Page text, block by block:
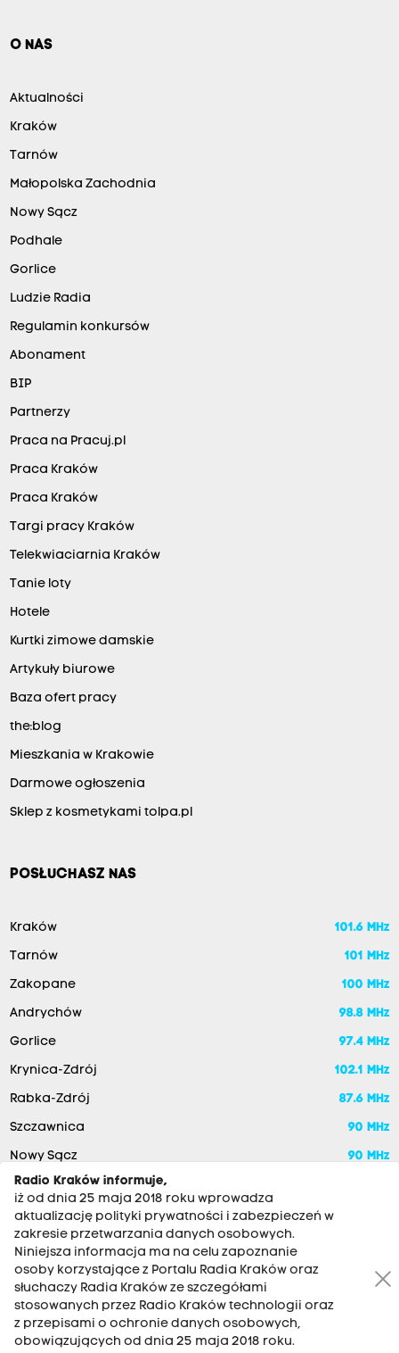
O NAS
Aktualności
Kraków
Tarnów
Małopolska Zachodnia
Nowy Sącz
Podhale
Gorlice
Ludzie Radia
Regulamin konkursów
Abonament
BIP
Partnerzy
Praca na Pracuj.pl
Praca Kraków
Praca Kraków
Targi pracy Kraków
Telekwiaciarnia Kraków
Tanie loty
Hotele
Kurtki zimowe damskie
Artykuły biurowe
Baza ofert pracy
the:blog
Mieszkania w Krakowie
Darmowe ogłoszenia
Sklep z kosmetykami tolpa.pl
POSŁUCHASZ NAS
Kraków 101.6 MHz
Tarnów 101 MHz
Zakopane 100 MHz
Andrychów 98.8 MHz
Gorlice 97.4 MHz
Krynica-Zdrój 102.1 MHz
Rabka-Zdrój 87.6 MHz
Szczawnica 90 MHz
Nowy Sącz 90 MHz
RADIO KRAKÓW SA. Aleja Juliusza Słowackiego 22, 30-007
Kraków
Radio Kraków informuje,
iż od dnia 25 maja 2018 roku wprowadza
aktualizację polityki prywatności i zabezpieczeń w
zakresie przetwarzania danych osobowych.
Niniejsza informacja ma na celu zapoznanie
osoby korzystające z Portalu Radia Kraków oraz
słuchaczy Radia Kraków ze szczegółami
stosowanych przez Radio Kraków technologii oraz
z przepisami o ochronie danych osobowych,
obowiązujących od dnia 25 maja 2018 roku.